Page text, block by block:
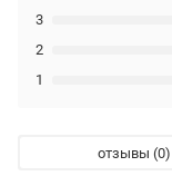
1
2
3
отзывы